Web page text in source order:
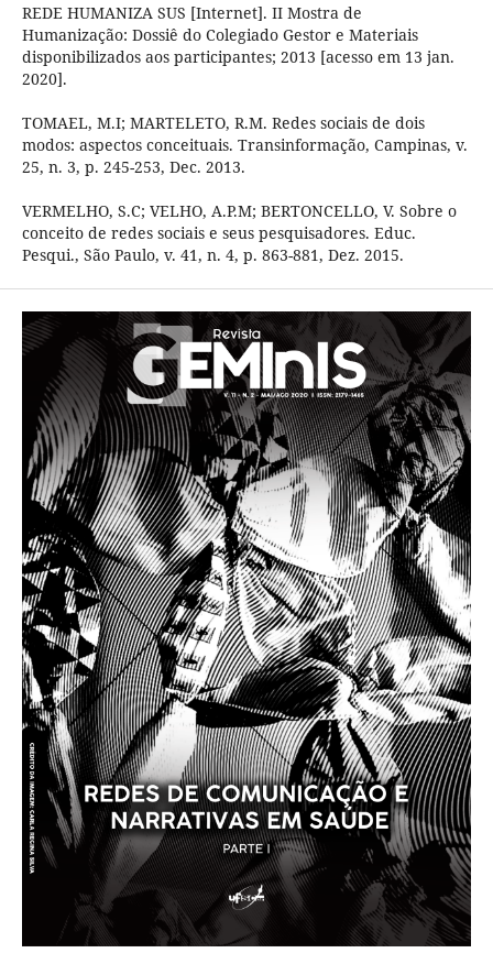
REDE HUMANIZA SUS [Internet]. II Mostra de
Humanização: Dossiê do Colegiado Gestor e Materiais
disponibilizados aos participantes; 2013 [acesso em 13 jan.
2020].
TOMAEL, M.I; MARTELETO, R.M. Redes sociais de dois
modos: aspectos conceituais. Transinformação, Campinas, v.
25, n. 3, p. 245-253, Dec. 2013.
VERMELHO, S.C; VELHO, A.P.M; BERTONCELLO, V. Sobre o
conceito de redes sociais e seus pesquisadores. Educ.
Pesqui., São Paulo, v. 41, n. 4, p. 863-881, Dez. 2015.